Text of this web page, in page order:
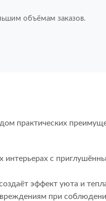
объёмам заказов.
практических
интерьерах с
эффект уюта и
при